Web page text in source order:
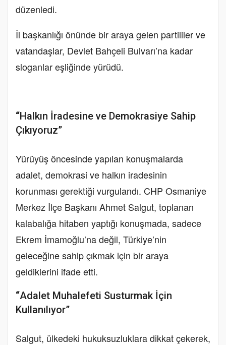
düzenledi.
İl başkanlığı önünde bir araya gelen partililer ve
vatandaşlar, Devlet Bahçeli Bulvarı’na kadar
sloganlar eşliğinde yürüdü.
“Halkın İradesine ve Demokrasiye Sahip
Çıkıyoruz”
Yürüyüş öncesinde yapılan konuşmalarda
adalet, demokrasi ve halkın iradesinin
korunması gerektiği vurgulandı. CHP Osmaniye
Merkez İlçe Başkanı Ahmet Salgut, toplanan
kalabalığa hitaben yaptığı konuşmada, sadece
Ekrem İmamoğlu’na değil, Türkiye’nin
geleceğine sahip çıkmak için bir araya
geldiklerini ifade etti.
“Adalet Muhalefeti Susturmak İçin
Kullanılıyor”
Salgut, ülkedeki hukuksuzluklara dikkat çekerek,